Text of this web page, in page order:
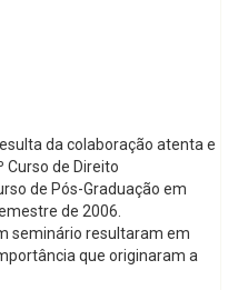
da colaboração atenta e
Curso de Direito
de Pós-Graduação em
de 2006.
seminário resultaram em
que originaram a